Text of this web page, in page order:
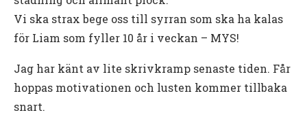
Vi ska strax bege oss till syrran som ska ha kalas
för Liam som fyller 10 år i veckan – MYS!
Jag har känt av lite skrivkramp senaste tiden. Får
hoppas motivationen och lusten kommer tillbaka
snart.